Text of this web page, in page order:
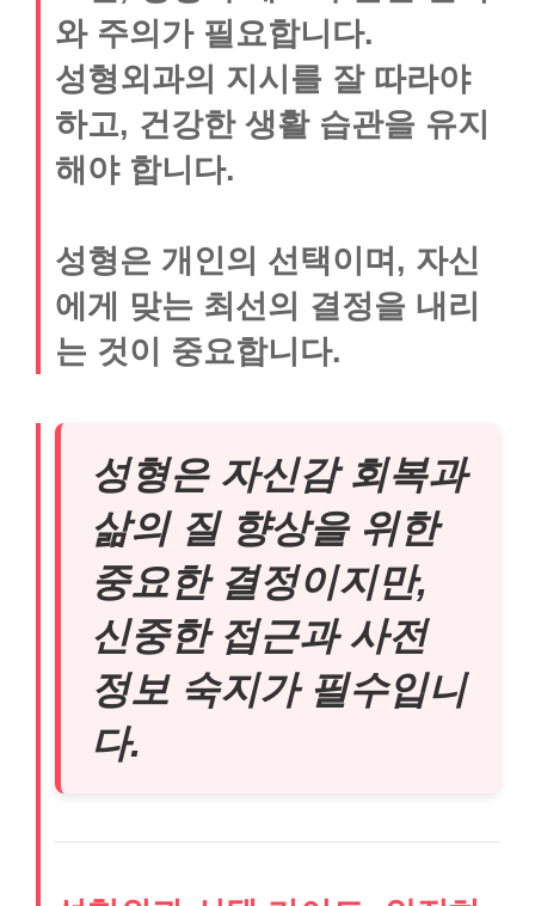
와 주의가 필요합니다.
성형외과의 지시를 잘 따라야
하고, 건강한 생활 습관을 유지
해야 합니다.
성형은 개인의 선택이며, 자신
에게 맞는 최선의 결정을 내리
는 것이 중요합니다.
성형은 자신감 회복과
삶의 질 향상을 위한
중요한 결정이지만,
신중한 접근과 사전
정보 숙지가 필수입니
다.